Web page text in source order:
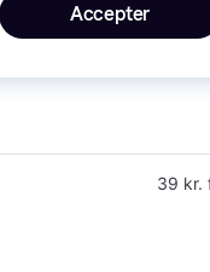
39 kr.
Accepter